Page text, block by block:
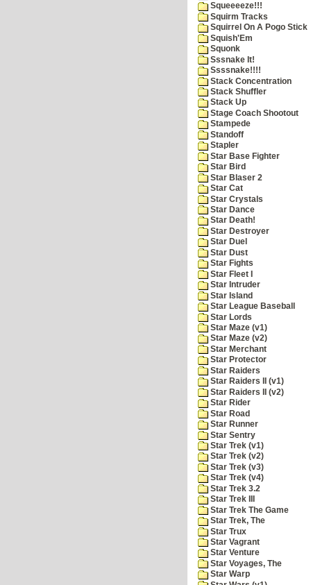
Squeeeeze!!!
Squirm Tracks
Squirrel On A Pogo Stick
Squish'Em
Squonk
Sssnake It!
Ssssnake!!!!
Stack Concentration
Stack Shuffler
Stack Up
Stage Coach Shootout
Stampede
Standoff
Stapler
Star Base Fighter
Star Bird
Star Blaser 2
Star Cat
Star Crystals
Star Dance
Star Death!
Star Destroyer
Star Duel
Star Dust
Star Fights
Star Fleet I
Star Intruder
Star Island
Star League Baseball
Star Lords
Star Maze (v1)
Star Maze (v2)
Star Merchant
Star Protector
Star Raiders
Star Raiders II (v1)
Star Raiders II (v2)
Star Rider
Star Road
Star Runner
Star Sentry
Star Trek (v1)
Star Trek (v2)
Star Trek (v3)
Star Trek (v4)
Star Trek 3.2
Star Trek III
Star Trek The Game
Star Trek, The
Star Trux
Star Vagrant
Star Venture
Star Voyages, The
Star Warp